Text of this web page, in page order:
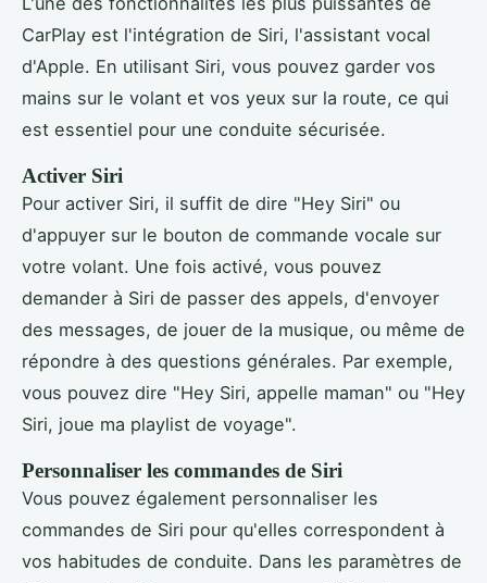
CarPlay est l'intégration de Siri, l'assistant vocal
d'Apple. En utilisant Siri, vous pouvez garder vos
mains sur le volant et vos yeux sur la route, ce qui
est essentiel pour une conduite sécurisée.
Activer Siri
Pour activer Siri, il suffit de dire "Hey Siri" ou
d'appuyer sur le bouton de commande vocale sur
votre volant. Une fois activé, vous pouvez
demander à Siri de passer des appels, d'envoyer
des messages, de jouer de la musique, ou même de
répondre à des questions générales. Par exemple,
vous pouvez dire "Hey Siri, appelle maman" ou "Hey
Siri, joue ma playlist de voyage".
Personnaliser les commandes de Siri
Vous pouvez également personnaliser les
commandes de Siri pour qu'elles correspondent à
vos habitudes de conduite. Dans les paramètres de